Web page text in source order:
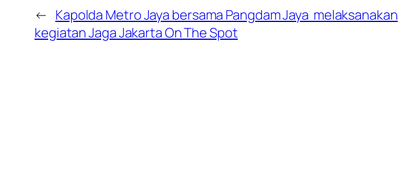
← Kapolda Metro Jaya bersama Pangdam Jaya melaksanakan
kegiatan Jaga Jakarta On The Spot